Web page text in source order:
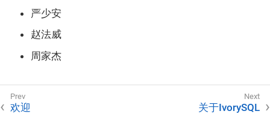
严少安
赵法威
周家杰
欢迎 关于IvorySQL